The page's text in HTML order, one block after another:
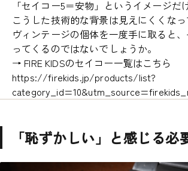
「セイコー5＝安物」というイメージだ
こうした技術的な背景は見えにくくなっ
ヴィンテージの個体を一度手に取ると
ってくるのではないでしょうか。
→ FIRE KIDSのセイコー一覧はこちら
https://firekids.jp/products/list?
「恥ずかしい」と感じる必